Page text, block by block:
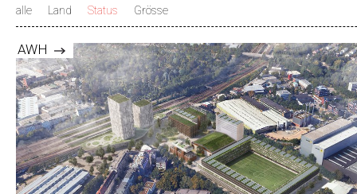
alle Land Status Grösse
AWH